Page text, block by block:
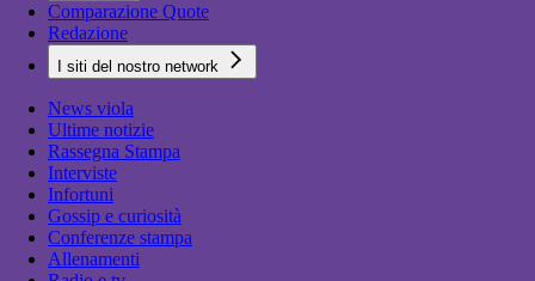
Comparazione Quote
Redazione
I siti del nostro network
News viola
Ultime notizie
Rassegna Stampa
Interviste
Infortuni
Gossip e curiosità
Conferenze stampa
Allenamenti